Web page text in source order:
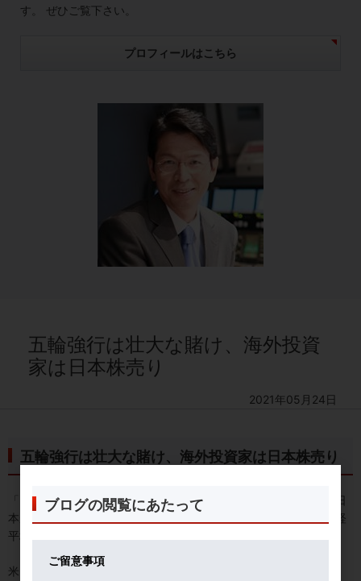
す。 ぜひご覧下さい。
プロフィールはこちら
五輪強行は壮大な賭け、海外投資
家は日本株売り
2021年05月24日
五輪強行は壮大な賭け、海外投資家は日本株売り
「テーパリングに目途がつくまでは、株への運用配分を減らす。日
本が五輪を本当に開催するなら、まず、保有日本株から売る。日経
平均が上がれば、そこで売り抜けたい。」
米国株の変動幅が高止まりするなかで、外国人投資家のなかでは、
ブログの閲覧にあたって
ご留意事項